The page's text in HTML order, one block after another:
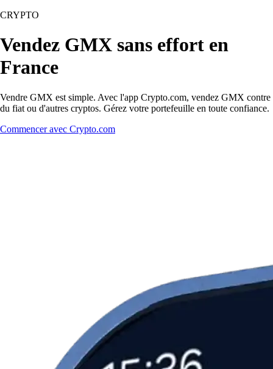
CRYPTO
Vendez GMX sans effort en
France
Vendre GMX est simple. Avec l'app Crypto.com, vendez GMX contre
du fiat ou d'autres cryptos. Gérez votre portefeuille en toute confiance.
Commencer avec Crypto.com